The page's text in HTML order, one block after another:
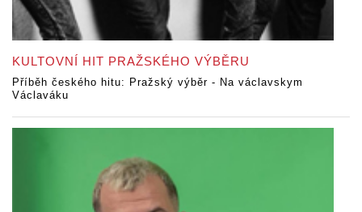
KULTOVNÍ HIT PRAŽSKÉHO VÝBĚRU
Příběh českého hitu: Pražský výběr - Na václavskym
Václaváku